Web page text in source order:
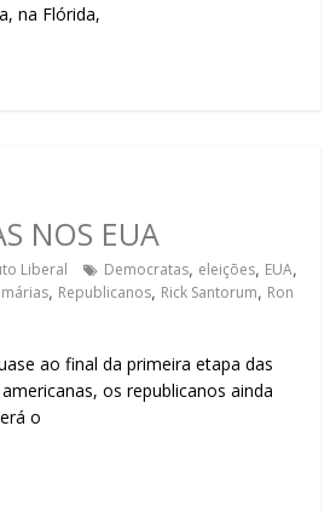
na Flórida,
NOS EUA
Liberal Democratas, eleições, EUA,
, Republicanos, Rick Santorum, Ron
ao final da primeira etapa das
os republicanos ainda
o